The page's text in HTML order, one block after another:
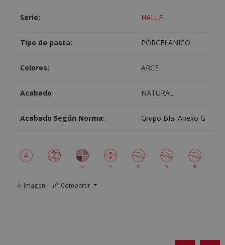
Serie: HALLE
Tipo de pasta: PORCELANICO
Colores: ARCE
Acabado: NATURAL
Acabado Según Norma: Grupo BIa. Anexo G
Imagen Compartir